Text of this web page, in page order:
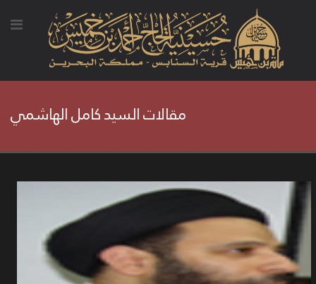
مقالات السيد كامل الهاشمي